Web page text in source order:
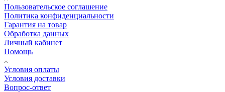
Пользовательское соглашение
Политика конфиденциальности
Гарантия на товар
Обработка данных
Личный кабинет
Помощь
Условия оплаты
Условия доставки
Вопрос-ответ